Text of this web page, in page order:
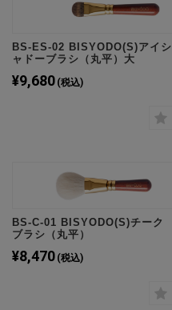
BS-ES-02 BISYODO(S)アイシ
ャドーブラシ（丸平）大
¥9,680 (税込)
BS-C-01 BISYODO(S)チーク
ブラシ（丸平）
¥8,470 (税込)